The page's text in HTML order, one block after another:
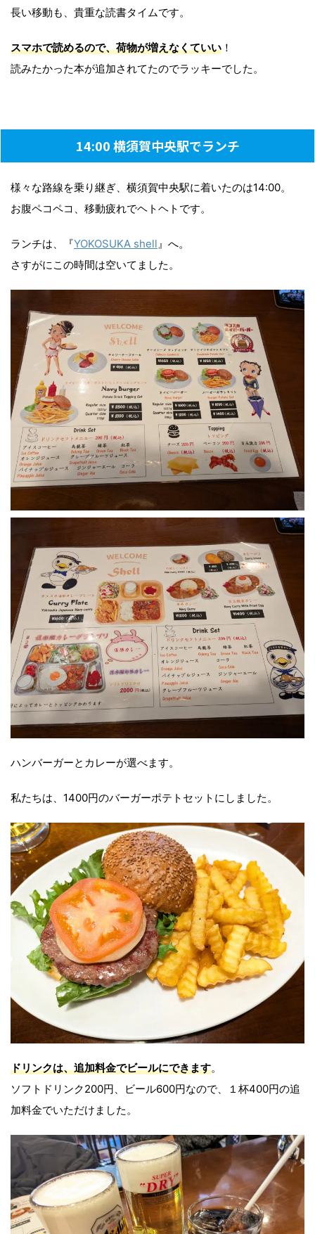
長い移動も、貴重な読書タイムです。
スマホで読めるので、荷物が増えなくていい ！
読みたかった本が追加されてたのでラッキーでした。
14:00 横須賀中央駅でランチ
様々な路線を乗り継ぎ、横須賀中央駅に着いたのは14:00。
お腹ペコペコ、移動疲れでヘトヘトです。
ランチは、『YOKOSUKA shell』へ。
さすがにこの時間は空いてました。
ハンバーガーとカレーが選べます。
私たちは、1400円のバーガーポテトセットにしました。
ドリンクは、追加料金でビールにできます。
ソフトドリンク200円、ビール600円なので、１杯400円の追
加料金でいただけました。